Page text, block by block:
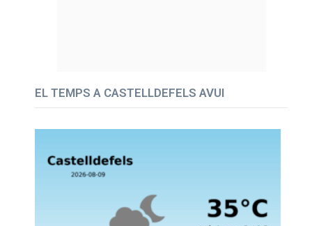
EL TEMPS A CASTELLDEFELS AVUI